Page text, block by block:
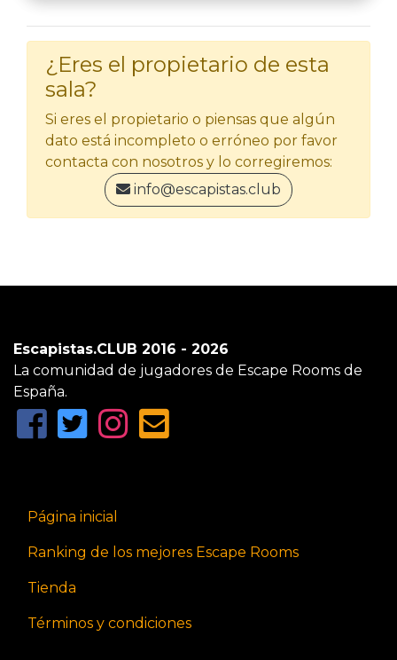
¿Eres el propietario de esta
sala?
Si eres el propietario o piensas que algún
dato está incompleto o erróneo por favor
contacta con nosotros y lo corregiremos:
info@escapistas.club
Escapistas.CLUB 2016 - 2026
La comunidad de jugadores de Escape Rooms de
España.
Página inicial
Ranking de los mejores Escape Rooms
Tienda
Términos y condiciones